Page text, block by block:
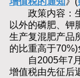
政策内容：生
以外的磷肥、钾
生产复混肥产品
的比重高于70%)
自2005年7月
增值税由先征后